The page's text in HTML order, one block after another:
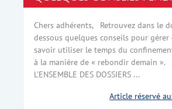
Chers adhérents, Retrouvez dans le
dessous quelques conseils pour
savoir utiliser le temps du
à la manière de « rebondir demain ».
L'ENSEMBLE DES DOSSIERS ...
Article réservé